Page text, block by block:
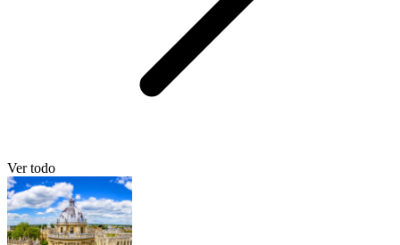
Ver todo